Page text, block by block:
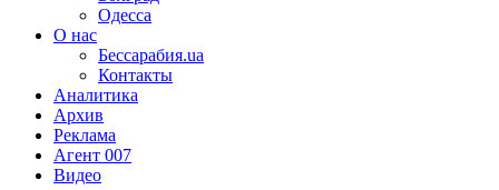
Одесса
О нас
Бессарабия.ua
Контакты
Аналитика
Архив
Реклама
Агент 007
Видео